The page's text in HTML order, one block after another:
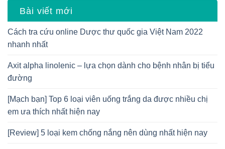
Bài viết mới
Cách tra cứu online Dược thư quốc gia Việt Nam 2022
nhanh nhất
Axit alpha linolenic – lựa chọn dành cho bệnh nhân bị tiểu
đường
[Mạch bạn] Top 6 loại viên uống trắng da được nhiều chị
em ưa thích nhất hiện nay
[Review] 5 loại kem chống nắng nên dùng nhất hiện nay